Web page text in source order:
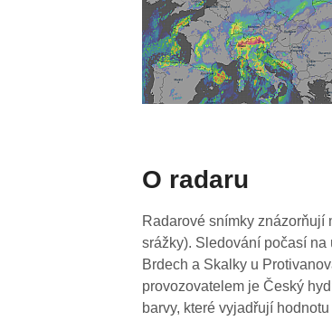
O radaru
Radarové snímky znázorňují
srážky). Sledování počasí
Brdech a Skalky u
provozovatelem je Český
barvy, které vyjadřují